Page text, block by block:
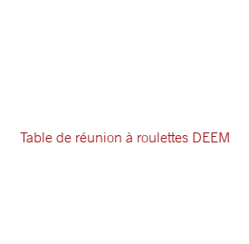
Table de réunion à roulettes DEEM